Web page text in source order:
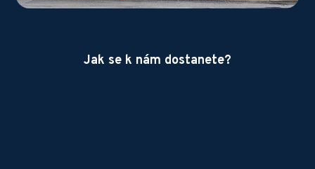
Jak se k nám dostanete?